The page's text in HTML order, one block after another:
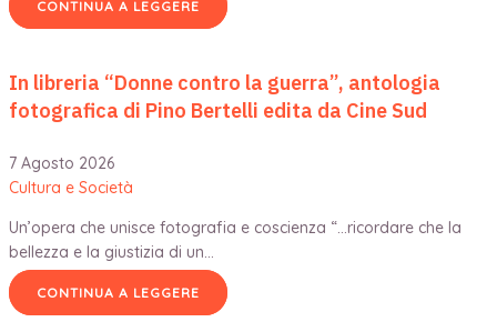
CONTINUA A LEGGERE
In libreria “Donne contro la guerra”, antologia
fotografica di Pino Bertelli edita da Cine Sud
7 Agosto 2026
Cultura e Società
Un’opera che unisce fotografia e coscienza “…ricordare che la
bellezza e la giustizia di un…
CONTINUA A LEGGERE